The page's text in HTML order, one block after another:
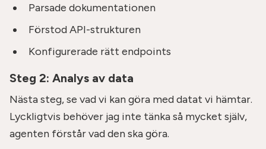
Parsade dokumentationen
Förstod API-strukturen
Konfigurerade rätt endpoints
Steg 2: Analys av data
Nästa steg, se vad vi kan göra med datat vi hämtar.
Lyckligtvis behöver jag inte tänka så mycket själv,
agenten förstår vad den ska göra.